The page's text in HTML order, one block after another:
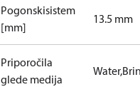
Pogonskisistem
[mm]
13.5 mm
Priporočila
glede medija